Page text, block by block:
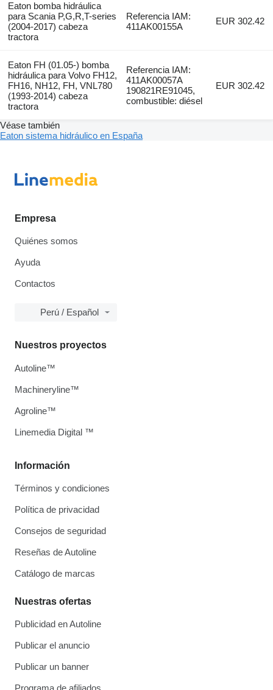
Eaton bomba hidráulica
para Scania P,G,R,T-series
(2004-2017) cabeza
tractora
Referencia IAM:
411AK00155A
EUR 302.42
Eaton FH (01.05-) bomba
hidráulica para Volvo FH12,
FH16, NH12, FH, VNL780
(1993-2014) cabeza
tractora
Referencia IAM:
411AK00057A
190821RE91045,
combustible: diésel
EUR 302.42
Véase también
Eaton sistema hidráulico en España
Empresa
Quiénes somos
Ayuda
Contactos
Perú / Español
Información
Términos y condiciones
Política de privacidad
Consejos de seguridad
Reseñas de Autoline
Catálogo de marcas
Nuestras ofertas
Publicidad en Autoline
Publicar el anuncio
Publicar un banner
Nuestros proyectos
Autoline™
Machineryline™
Agroline™
Linemedia Digital ™